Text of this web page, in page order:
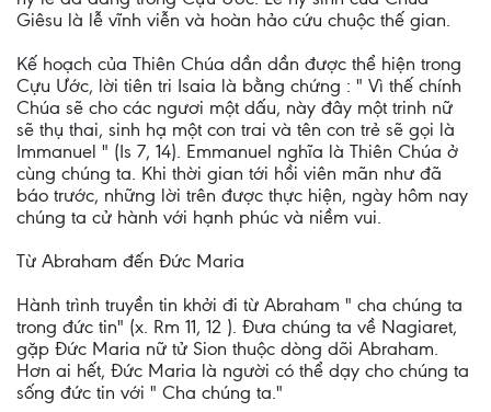
Giêsu là lễ vĩnh viễn và hoàn hảo cứu chuộc thế gian.
Kế hoạch của Thiên Chúa dần dần được thể hiện trong
Cựu Ước, lời tiên tri Isaia là bằng chứng : " Vì thế chính
Chúa sẽ cho các ngươi một dấu, này đây một trinh nữ
sẽ thụ thai, sinh hạ một con trai và tên con trẻ sẽ gọi là
Immanuel " (Is 7, 14). Emmanuel nghĩa là Thiên Chúa ở
cùng chúng ta. Khi thời gian tới hồi viên mãn như đã
báo trước, những lời trên được thực hiện, ngày hôm nay
chúng ta cử hành với hạnh phúc và niềm vui.
Từ Abraham đến Đức Maria
Hành trình truyền tin khởi đi từ Abraham " cha chúng ta
trong đức tin" (x. Rm 11, 12 ). Đưa chúng ta về Nagiaret,
gặp Đức Maria nữ tử Sion thuộc dòng dõi Abraham.
Hơn ai hết, Đức Maria là người có thể dạy cho chúng ta
sống đức tin với " Cha chúng ta."